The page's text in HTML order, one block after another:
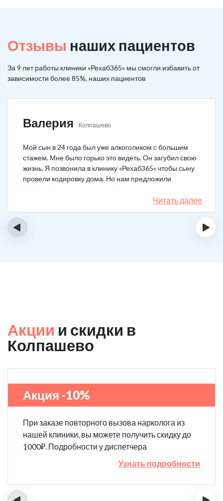
Отзывы наших пациентов
За 9 лет работы клиники «Рехаб365» мы смогли избавить от
зависимости более 85%, наших пациентов
Валерия Колпашево
Мой сын в 24 года был уже алкоголиком с большим
стажем. Мне было горько это видеть. Он загубил свою
жизнь. Я позвонила в клинику «Рехаб365» чтобы сыну
провели кодировку дома. Но нам предложили
Тройной блок в клинике, чтобы уж наверняка помогло.
Мы согласились. Вот уже 4 месяца как сын не пьет. На
работу устроился, дома помогает, девушку завел.
Читать далее
‹ ›
Акции и скидки в
Колпашево
Акция -10%
При заказе повторного вызова нарколога из
нашей клиники, вы можете получить скидку до
1000₽. Подробности у диспетчера
Узнать подробности